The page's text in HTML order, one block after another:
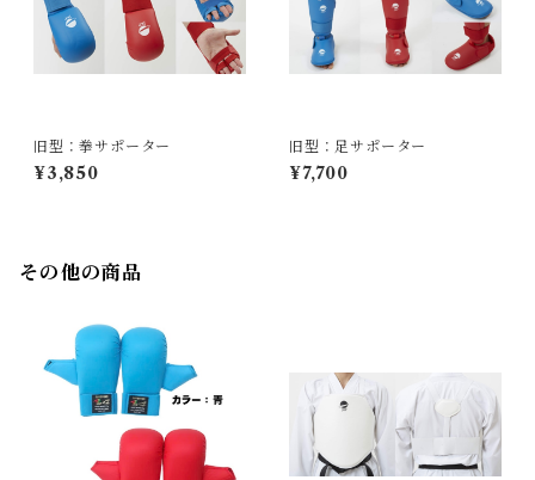
旧型：拳サポーター
¥3,850
旧型：足サポーター
¥7,700
その他の商品